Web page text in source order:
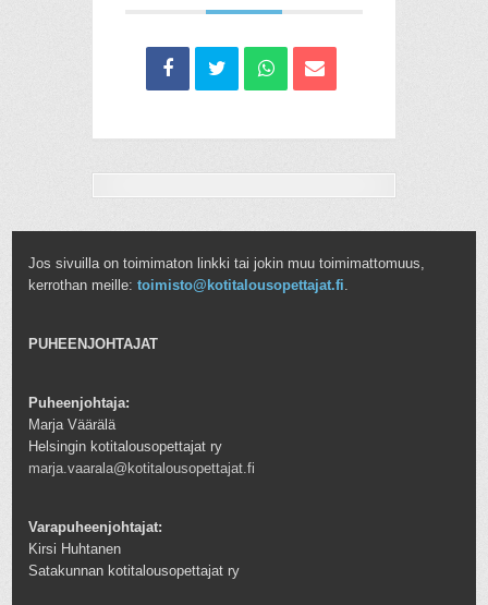
Jos sivuilla on toimimaton linkki tai jokin muu toimimattomuus,
kerrothan meille:toimisto@kotitalousopettajat.fi.
PUHEENJOHTAJAT
Puheenjohtaja:
Marja Väärälä
Helsingin kotitalousopettajat ry
marja.vaarala@kotitalousopettajat.fi
Varapuheenjohtajat:
Kirsi Huhtanen
Satakunnan kotitalousopettajat ry